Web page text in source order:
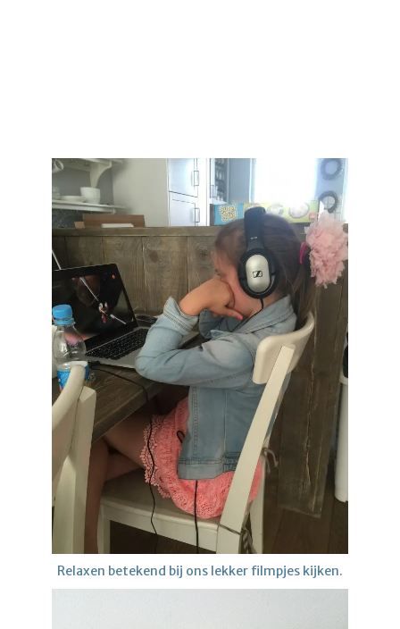
Relaxen betekend bij ons lekker filmpjes kijken.